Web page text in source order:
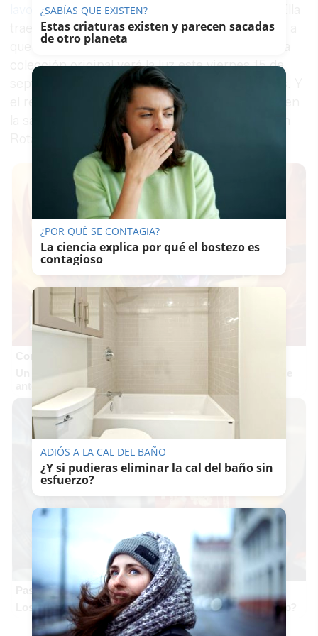
lavozdelsur.eses escueto, chiquitito, coqueto. Ella
trae más cuadros de la cuenta. Mejor que sobre a
que falte, dice la artista roteña Gallera Bernal. La
colección original verá la luz este viernes 15 de
septiembre en Jerez, a partir de las 20:30 horas. Y
el resto del trabajo lo expondrá un día después en
la sala Tenencia de Alcaldía de Costa Ballena, en
Rota, su tierra natal.
Corepunk MMORPG
antes, pero mejor!
Pasaportes que abren puertas
Los pasaportes más poderosos del mundo, ¿está el tuyo?
¿SABÍAS QUE EXISTEN?
Estas criaturas existen y parecen sacadas
de otro planeta
¿POR QUÉ SE CONTAGIA?
La ciencia explica por qué el bostezo es
contagioso
ADIÓS A LA CAL DEL BAÑO
¿Y si pudieras eliminar la cal del baño sin
esfuerzo?